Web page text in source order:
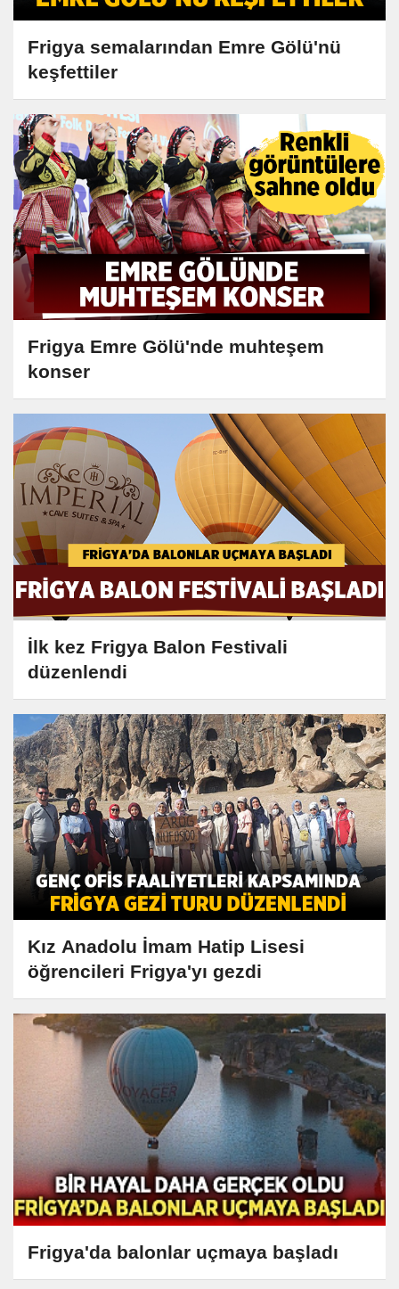
Frigya semalarından Emre Gölü'nü
keşfettiler
Frigya Emre Gölü'nde muhteşem
konser
İlk kez Frigya Balon Festivali
düzenlendi
Kız Anadolu İmam Hatip Lisesi
öğrencileri Frigya'yı gezdi
Frigya'da balonlar uçmaya başladı